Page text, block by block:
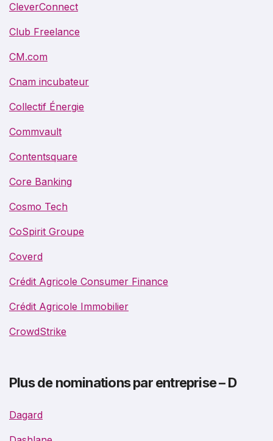
CleverConnect
Club Freelance
CM.com
Cnam incubateur
Collectif Énergie
Commvault
Contentsquare
Core Banking
Cosmo Tech
CoSpirit Groupe
Coverd
Crédit Agricole Consumer Finance
Crédit Agricole Immobilier
CrowdStrike
Plus de nominations par entreprise – D
Dagard